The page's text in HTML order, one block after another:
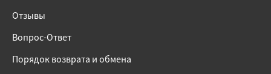
Отзывы
Вопрос-Ответ
Порядок возврата и обмена